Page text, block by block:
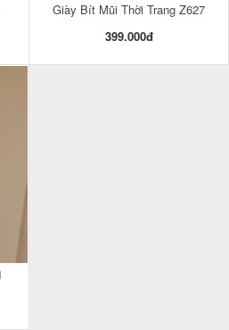
Giày Bít Mũi Thời Trang Z627
399.000đ